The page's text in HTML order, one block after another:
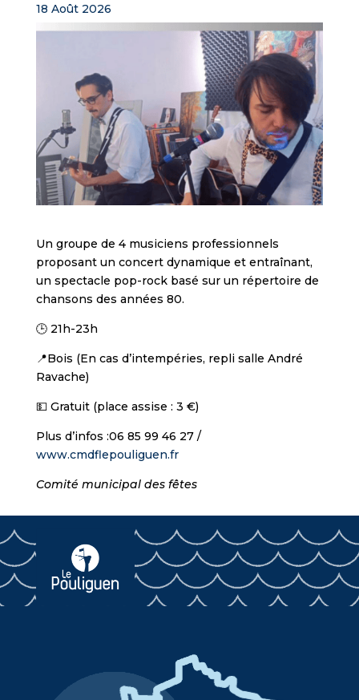
18 Août 2026
Un groupe de 4 musiciens professionnels
proposant un concert dynamique et entraînant,
un spectacle pop-rock basé sur un répertoire de
chansons des années 80.
🕒 21h-23h
📍Bois (En cas d’intempéries, repli salle André
Ravache)
💵 Gratuit (place assise : 3 €)
Plus d’infos :06 85 99 46 27 /
www.cmdflepouliguen.fr
Comité municipal des fêtes